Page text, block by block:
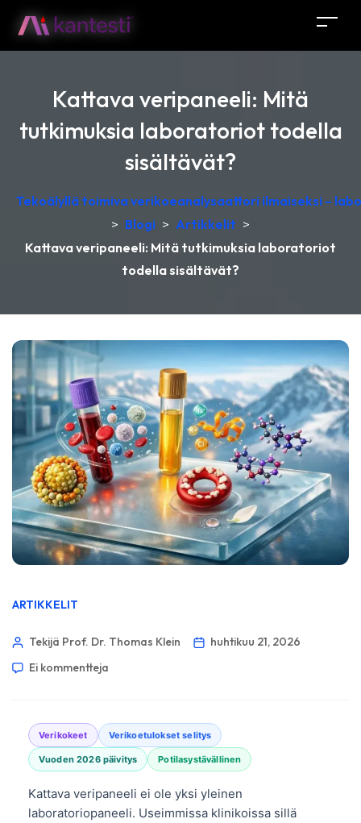
Kattava veripaneeli: Mitä
tutkimuksia laboratoriot todella
sisältävät?
Tekoälyllä toimiva verikoeanalysaattori ilmaiseksi –
> Blogi > Artikkelit >
Kattava veripaneeli: Mitä tutkimuksia laboratoriot
todella sisältävät?
ARTIKKELIT
Tekijä Prof. Dr. Thomas Klein
huhtikuu 21, 2026
Ei kommentteja
Verikokeet Verikoetulokset selitys
Vuoden 2026 päivitys Potilasystävällinen
Kattava veripaneeli ei ole yksi yleinen
laboratoriopaneeli. Useimmissa klinikoissa sillä